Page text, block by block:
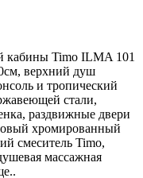
кабины Timo ILMA 101
верхний душ
и тропический
стали,
раздвижные двери
хромированный
смеситель Timo,
массажная